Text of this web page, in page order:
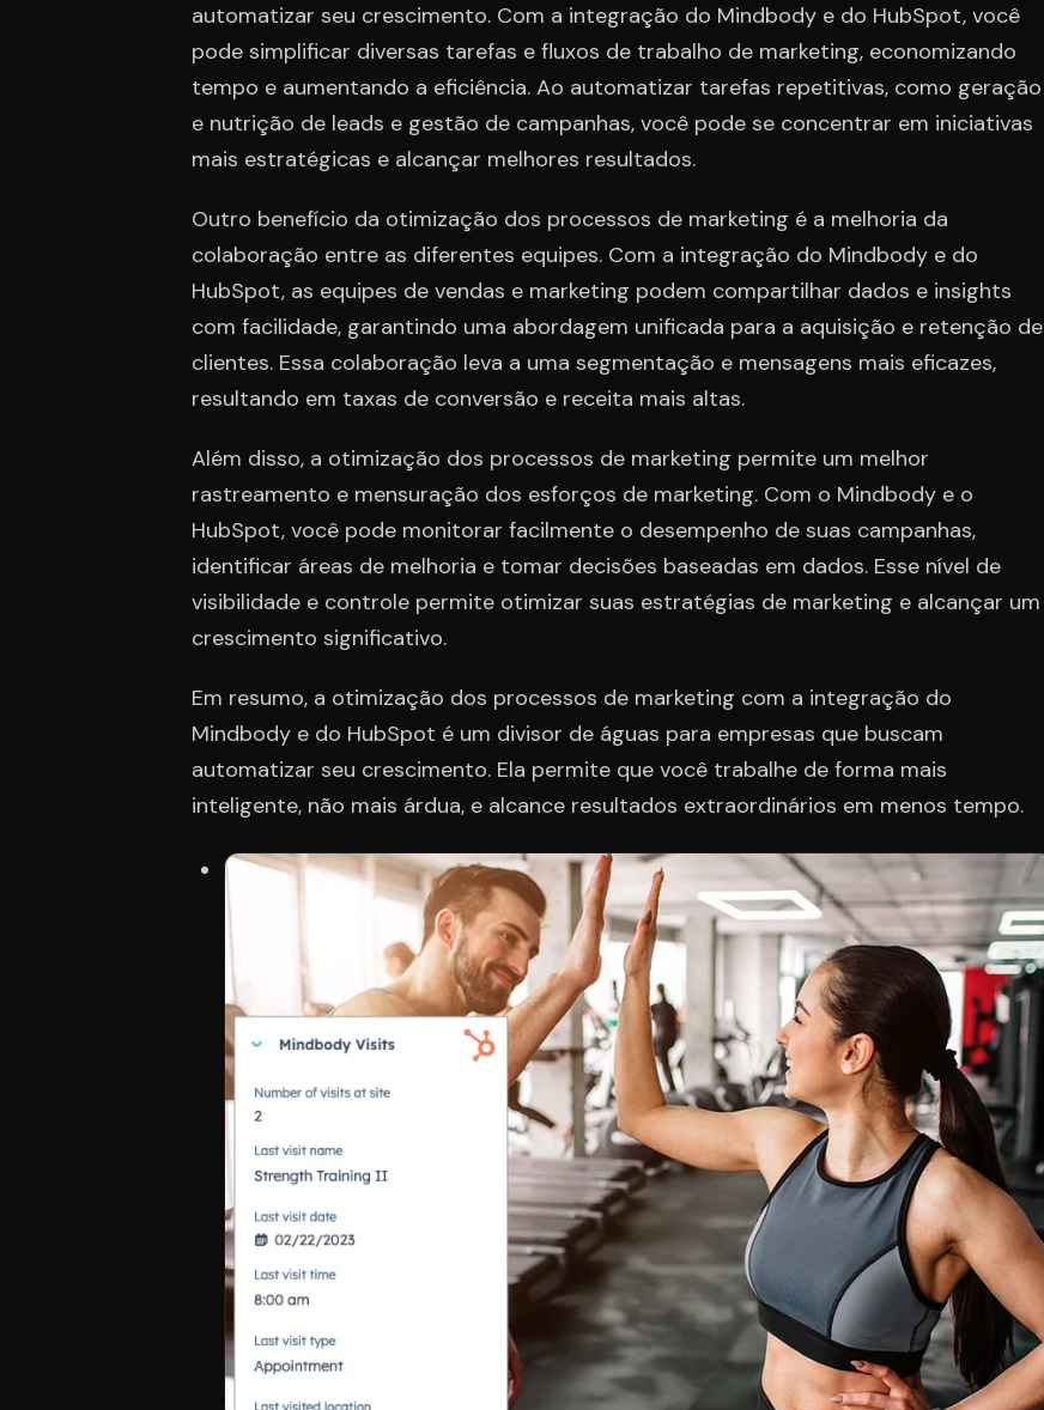
automatizar seu crescimento. Com a integração do Mindbody e do HubSpot, você
pode simplificar diversas tarefas e fluxos de trabalho de marketing, economizando
tempo e aumentando a eficiência. Ao automatizar tarefas repetitivas, como geração
e nutrição de leads e gestão de campanhas, você pode se concentrar em iniciativas
mais estratégicas e alcançar melhores resultados.
Outro benefício da otimização dos processos de marketing é a melhoria da
colaboração entre as diferentes equipes. Com a integração do Mindbody e do
HubSpot, as equipes de vendas e marketing podem compartilhar dados e insights
com facilidade, garantindo uma abordagem unificada para a aquisição e retenção de
clientes. Essa colaboração leva a uma segmentação e mensagens mais eficazes,
resultando em taxas de conversão e receita mais altas.
Além disso, a otimização dos processos de marketing permite um melhor
rastreamento e mensuração dos esforços de marketing. Com o Mindbody e o
HubSpot, você pode monitorar facilmente o desempenho de suas campanhas,
identificar áreas de melhoria e tomar decisões baseadas em dados. Esse nível de
visibilidade e controle permite otimizar suas estratégias de marketing e alcançar um
crescimento significativo.
Em resumo, a otimização dos processos de marketing com a integração do
Mindbody e do HubSpot é um divisor de águas para empresas que buscam
automatizar seu crescimento. Ela permite que você trabalhe de forma mais
inteligente, não mais árdua, e alcance resultados extraordinários em menos tempo.